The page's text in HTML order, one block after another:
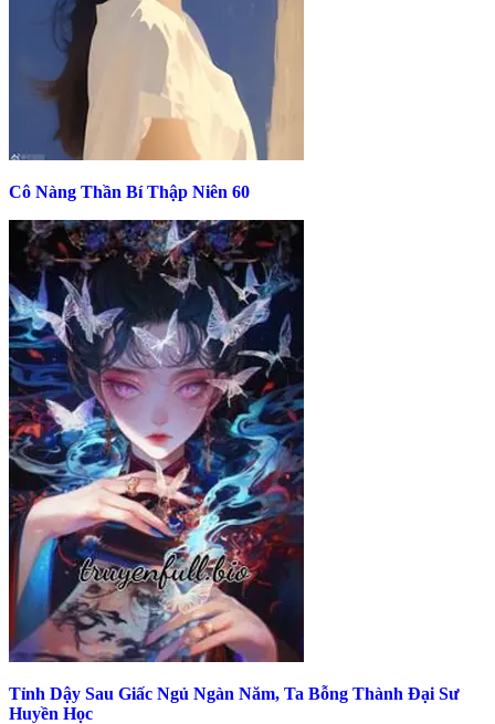
Cô Nàng Thần Bí Thập Niên 60
Tỉnh Dậy Sau Giấc Ngủ Ngàn Năm, Ta Bỗng Thành Đại Sư
Huyền Học